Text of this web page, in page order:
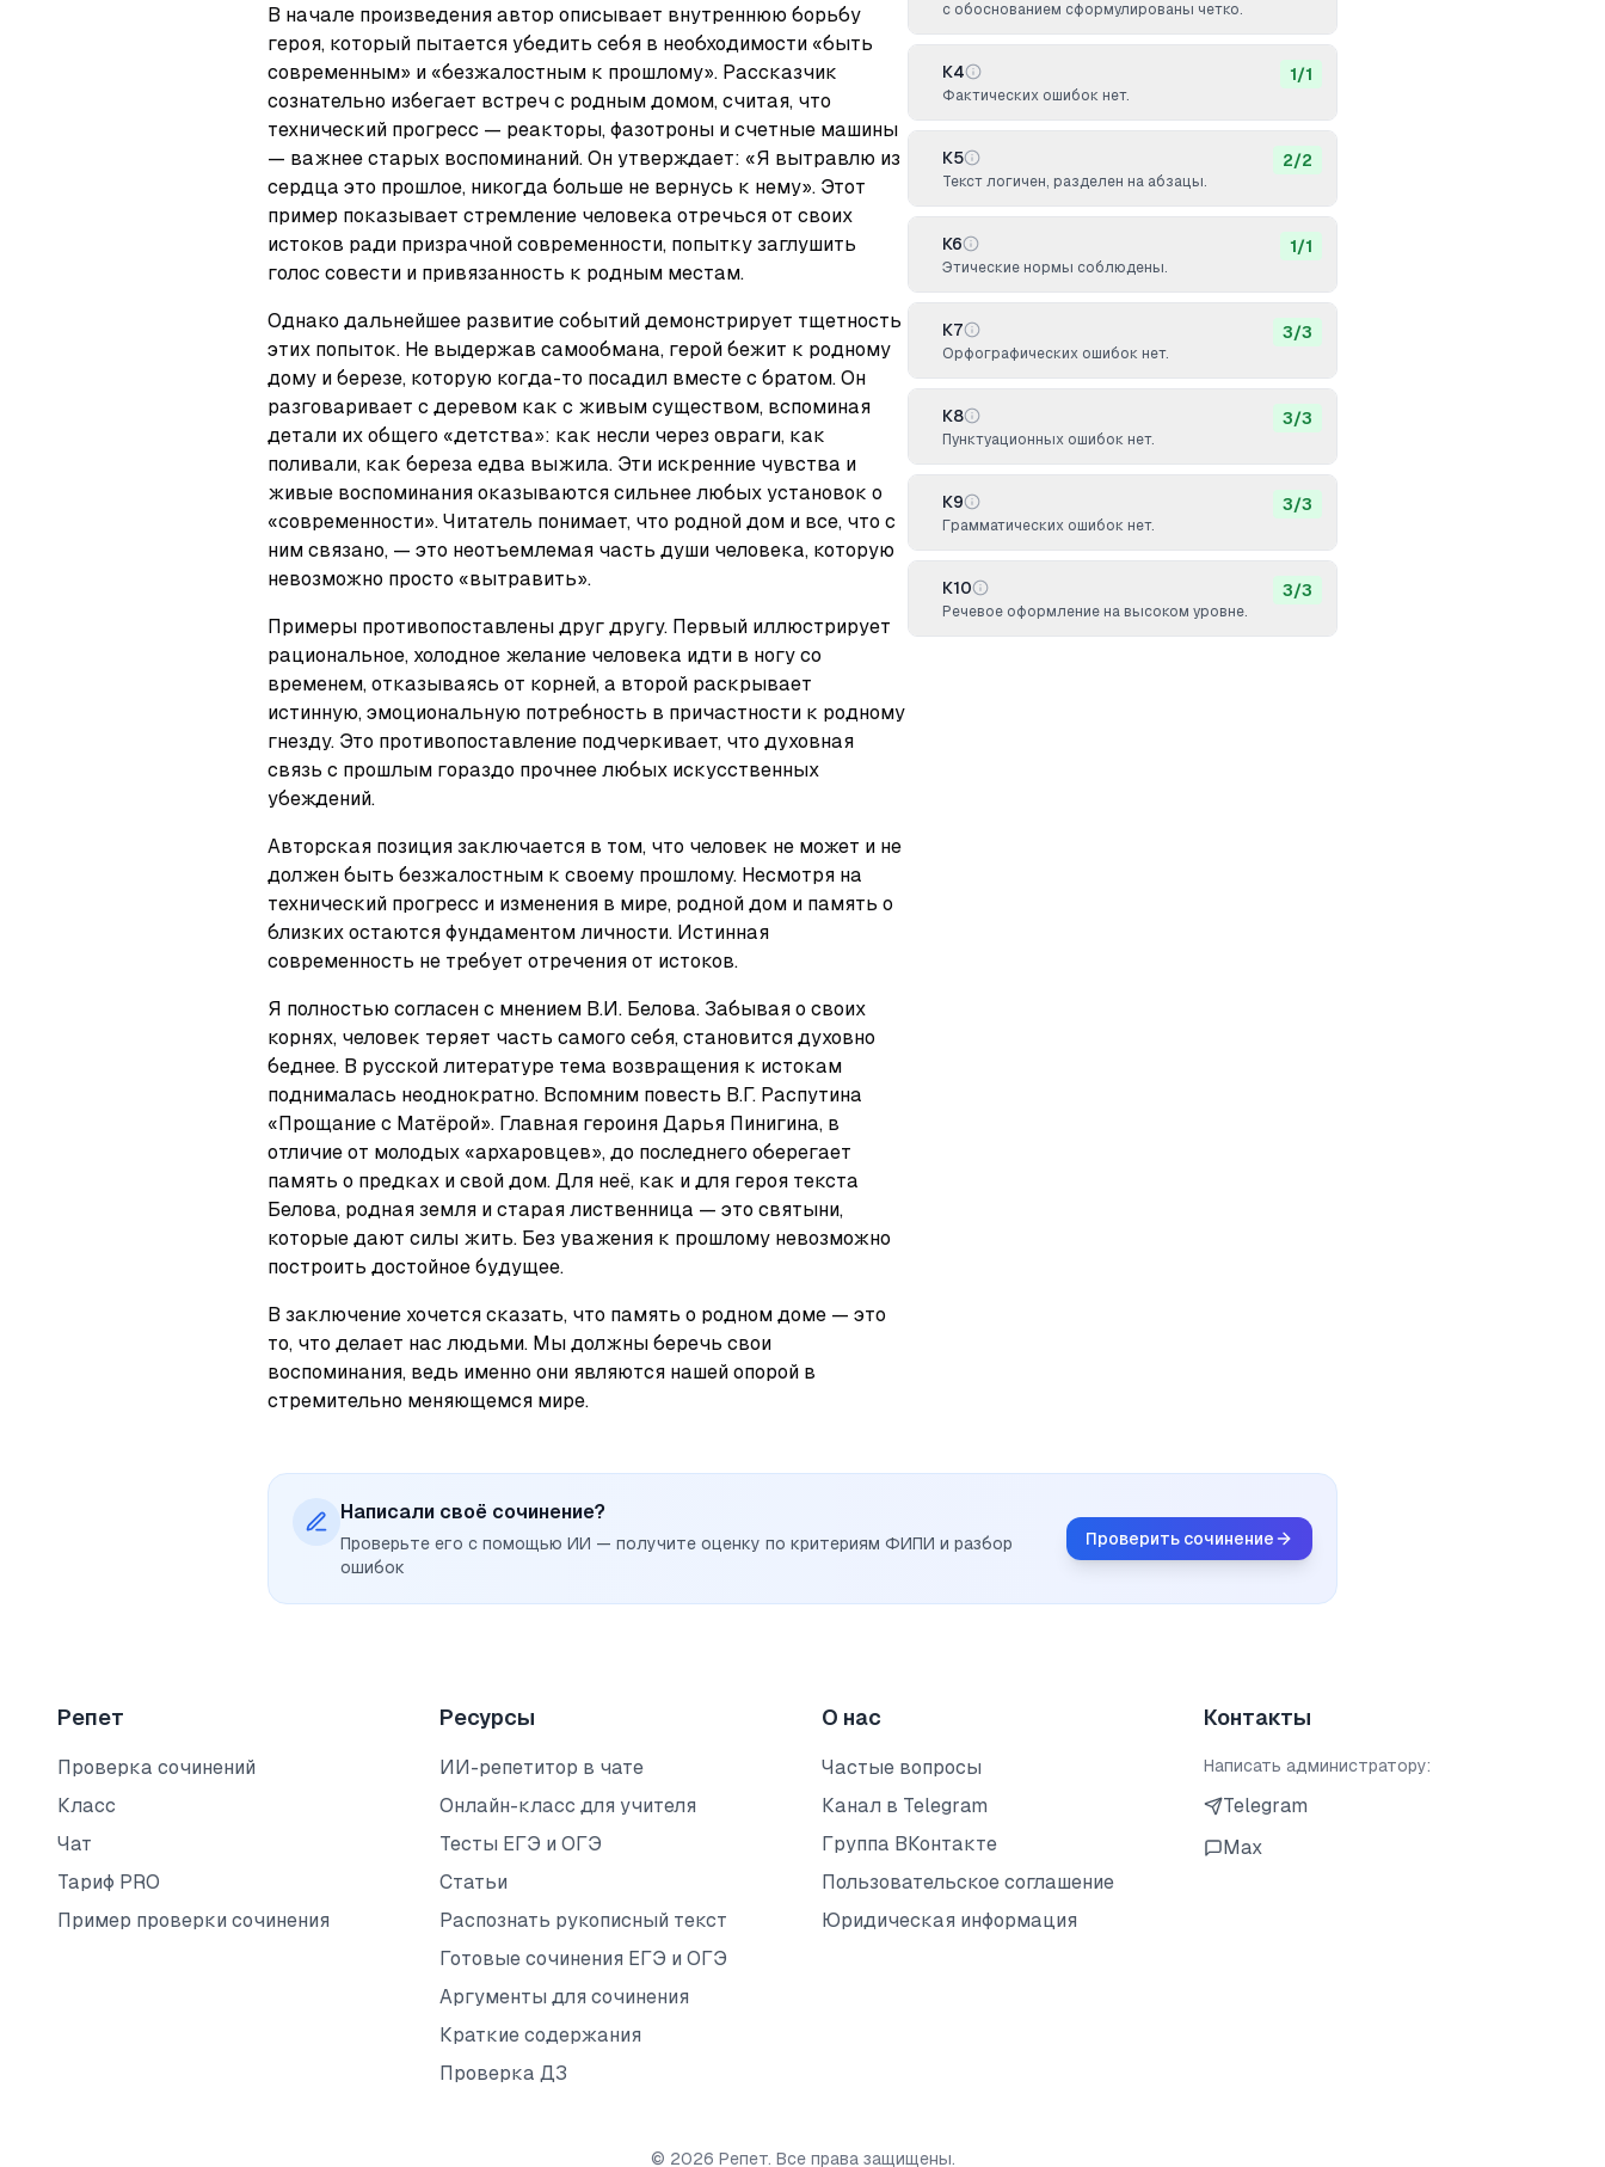
В начале произведения автор описывает внутреннюю борьбу
героя, который пытается убедить себя в необходимости «быть
современным» и «безжалостным к прошлому». Рассказчик
сознательно избегает встреч с родным домом, считая, что
технический прогресс — реакторы, фазотроны и счетные машины
— важнее старых воспоминаний. Он утверждает: «Я вытравлю из
сердца это прошлое, никогда больше не вернусь к нему». Этот
пример показывает стремление человека отречься от своих
истоков ради призрачной современности, попытку заглушить
голос совести и привязанность к родным местам.
Однако дальнейшее развитие событий демонстрирует тщетность
этих попыток. Не выдержав самообмана, герой бежит к родному
дому и березе, которую когда-то посадил вместе с братом. Он
разговаривает с деревом как с живым существом, вспоминая
детали их общего «детства»: как несли через овраги, как
поливали, как береза едва выжила. Эти искренние чувства и
живые воспоминания оказываются сильнее любых установок о
«современности». Читатель понимает, что родной дом и все, что с
ним связано, — это неотъемлемая часть души человека, которую
невозможно просто «вытравить».
Примеры противопоставлены друг другу. Первый иллюстрирует
рациональное, холодное желание человека идти в ногу со
временем, отказываясь от корней, а второй раскрывает
истинную, эмоциональную потребность в причастности к родному
гнезду. Это противопоставление подчеркивает, что духовная
связь с прошлым гораздо прочнее любых искусственных
убеждений.
Авторская позиция заключается в том, что человек не может и не
должен быть безжалостным к своему прошлому. Несмотря на
технический прогресс и изменения в мире, родной дом и память о
близких остаются фундаментом личности. Истинная
современность не требует отречения от истоков.
Я полностью согласен с мнением В.И. Белова. Забывая о своих
корнях, человек теряет часть самого себя, становится духовно
беднее. В русской литературе тема возвращения к истокам
поднималась неоднократно. Вспомним повесть В.Г. Распутина
«Прощание с Матёрой». Главная героиня Дарья Пинигина, в
отличие от молодых «архаровцев», до последнего оберегает
память о предках и свой дом. Для неё, как и для героя текста
Белова, родная земля и старая лиственница — это святыни,
которые дают силы жить. Без уважения к прошлому невозможно
построить достойное будущее.
В заключение хочется сказать, что память о родном доме — это
то, что делает нас людьми. Мы должны беречь свои
воспоминания, ведь именно они являются нашей опорой в
стремительно меняющемся мире.
с обоснованием сформулированы четко.
К4
Фактических ошибок нет.
1/1
К5
Текст логичен, разделен на абзацы.
2/2
К6
Этические нормы соблюдены.
1/1
К7
Орфографических ошибок нет.
3/3
К8
Пунктуационных ошибок нет.
3/3
К9
Грамматических ошибок нет.
3/3
К10
Речевое оформление на высоком уровне.
3/3
Написали своё сочинение?
Проверьте его с помощью ИИ — получите оценку по критериям ФИПИ и разбор
ошибок
Проверить сочинение
Репет
Проверка сочинений
Класс
Чат
Тариф PRO
Пример проверки сочинения
Ресурсы
ИИ-репетитор в чате
Онлайн-класс для учителя
Тесты ЕГЭ и ОГЭ
Статьи
Распознать рукописный текст
Готовые сочинения ЕГЭ и ОГЭ
Аргументы для сочинения
Краткие содержания
Проверка ДЗ
О нас
Частые вопросы
Канал в Telegram
Группа ВКонтакте
Пользовательское соглашение
Юридическая информация
Контакты
Написать администратору:
Telegram
Max
© 2026 Репет. Все права защищены.